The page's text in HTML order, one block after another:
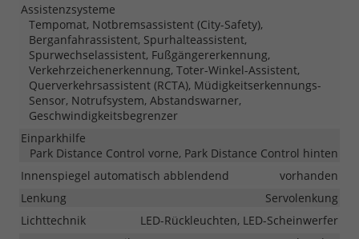
Assistenzsysteme
Tempomat, Notbremsassistent (City-Safety),
Berganfahrassistent, Spurhalteassistent,
Spurwechselassistent, Fußgängererkennung,
Verkehrzeichenerkennung, Toter-Winkel-Assistent,
Querverkehrsassistent (RCTA), Müdigkeitserkennungs-
Sensor, Notrufsystem, Abstandswarner,
Geschwindigkeitsbegrenzer
Einparkhilfe
Park Distance Control vorne, Park Distance Control hinten
Innenspiegel automatisch abblendend
vorhanden
Lenkung
Servolenkung
Lichttechnik
LED-Rückleuchten, LED-Scheinwerfer